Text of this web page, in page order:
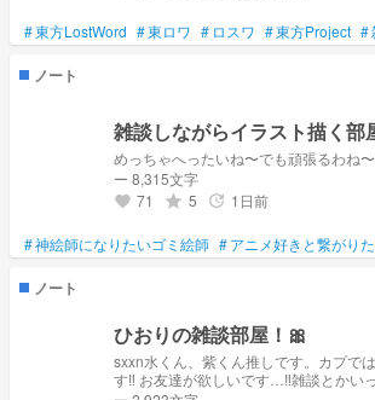
#東方LostWord #東ロワ # ロスワ #東方Project #
ノート
雑談しながらイラスト描く
めっちゃへったいね〜でも頑張るわね
ー 8,315文字
favorite 71 grade 5 update 1日前
#神絵師になりたいゴミ絵師 #アニメ好きと繋がり
ノート
ひおりの雑談部屋！🎀
sxxn水くん、紫くん推しです。カプで
す‼︎ お友達が欲しいです…‼︎雑談とかい